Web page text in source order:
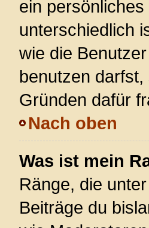
ein
unterschiedlich
wie die
benutzen
Gründen dafür
Nach oben
Was ist mein
Ränge, die
Beiträge du